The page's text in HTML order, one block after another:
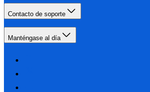
Contacto de soporte
Manténgase al día